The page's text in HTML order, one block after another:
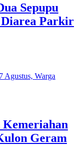
Sepupu
Parkir
Geram